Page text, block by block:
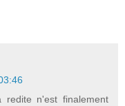
redite n'est finalement